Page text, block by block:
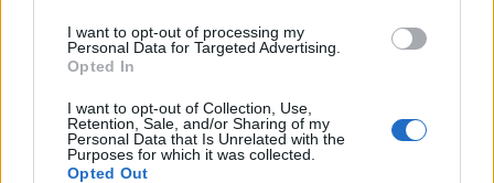
I want to opt-out of processing my
Personal Data for Targeted Advertising.
Opted In
I want to opt-out of Collection, Use,
Retention, Sale, and/or Sharing of my
Personal Data that Is Unrelated with the
Purposes for which it was collected.
Opted Out
Scarica riepilogo
stagionale
Scarica
Giornata VotoFVEntratoUscito Bonus/Malus
BOL 1-1 UDI